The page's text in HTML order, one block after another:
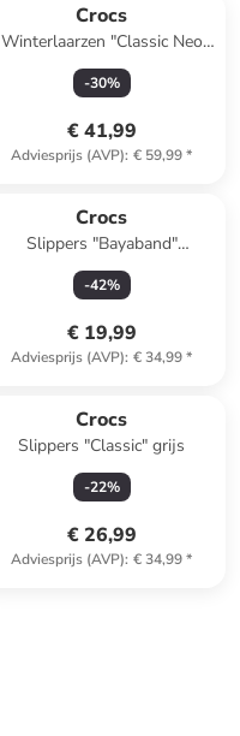
Crocs
Winterlaarzen "Classic Neo
Puff" zwart
-30%
€ 41,99
Adviesprijs (AVP): € 59,99*
Crocs
Slippers "Bayaband"
donkerblauw
-42%
€ 19,99
Adviesprijs (AVP): € 34,99*
Crocs
Slippers "Classic" grijs
-22%
€ 26,99
Adviesprijs (AVP): € 34,99*